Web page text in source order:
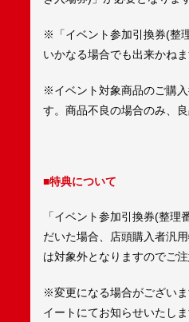
※「イベント参加引換券(整
いかなる場合でも出来かねま
※イベント対象商品のご購
す。商品不良の場合のみ、
■特典について
「イベント参加引換券(整
だいた場合、店頭購入者汎
は対象外となりますのでご注
※変更になる場合がござい
イートにてお知らせいたしま